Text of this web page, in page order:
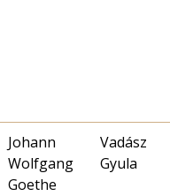
Johann
Wolfgang
Goethe
Vadász
Gyula